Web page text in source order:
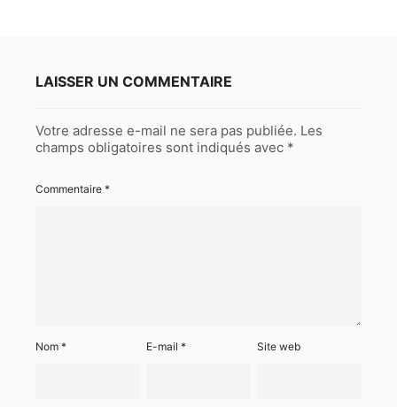
LAISSER UN COMMENTAIRE
Votre adresse e-mail ne sera pas publiée. Les
champs obligatoires sont indiqués avec *
Commentaire *
Nom * E-mail* Site web